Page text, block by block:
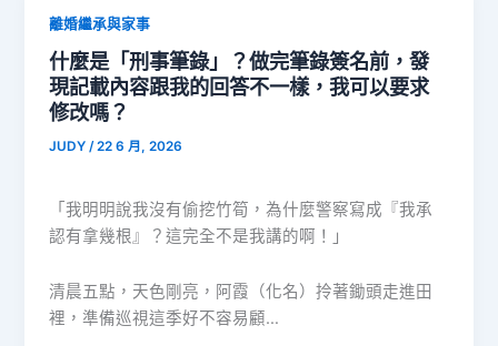
離婚繼承與家事
什麼是「刑事筆錄」？做完筆錄簽名前，發
現記載內容跟我的回答不一樣，我可以要求
修改嗎？
JUDY/22 6 月, 2026
「我明明說我沒有偷挖竹筍，為什麼警察寫成『我承
認有拿幾根』？這完全不是我講的啊！」
清晨五點，天色剛亮，阿霞（化名）拎著鋤頭走進田
裡，準備巡視這季好不容易顧…